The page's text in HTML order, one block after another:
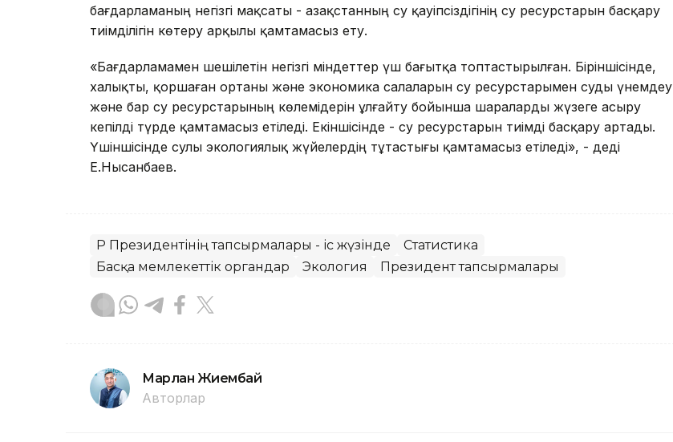
бағдарламаның негізгі мақсаты - Қазақстанның су қауіпсіздігінің су ресурстарын басқару
тиімділігін көтеру арқылы қамтамасыз ету.
«Бағдарламамен шешілетін негізгі міндеттер үш бағытқа топтастырылған. Біріншісінде,
халықты, қоршаған ортаны және экономика салаларын су ресурстарымен суды үнемдеу
және бар су ресурстарының көлемідерін ұлғайту бойынша шараларды жүзеге асыру
кепілді түрде қамтамасыз етіледі. Екіншісінде - су ресурстарын тиімді басқару артады.
Үшіншісінде сулы экологиялық жүйелердің тұтастығы қамтамасыз етіледі», - деді
Е.Нысанбаев.
ҚР Президентінің тапсырмалары - іс жүзінде
Статистика
Басқа мемлекеттік органдар
Экология Президент тапсырмалары
Марлан Жиембай
Авторлар